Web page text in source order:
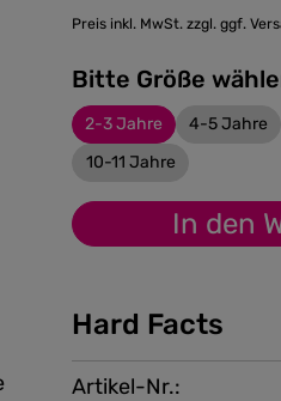
Preis inkl. MwSt. zzgl. ggf.
2-3 Jahre 4-5 Jahre
10-11 Jahre
In den
Hard Facts
Artikel-Nr.: